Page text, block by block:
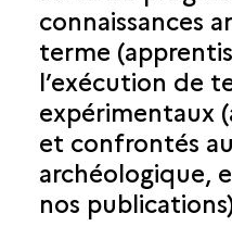
connaissances
terme
l’exécution de
expérimentaux
et confrontés
archéologique,
nos